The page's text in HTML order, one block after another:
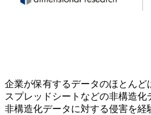
企業が保有するデータのほとんど
スプレッドシートなどの非構造
非構造化データに対する侵害を経